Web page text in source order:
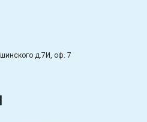
д.7И, оф. 7